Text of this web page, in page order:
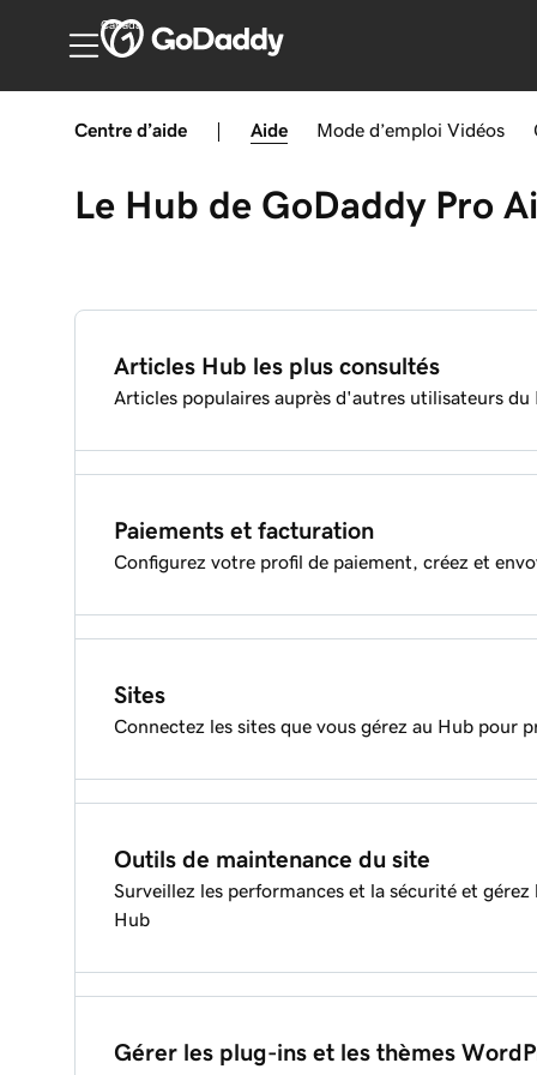
Canada
Centre d’aide Aide Mode d’emploi Vidéos
Le Hub de GoDaddy Pro
Articles Hub les plus consultés
Articles populaires auprès d'autres utilisateurs du
Ajouter un client
Paiements et facturation
Configurez votre profil de paiement, créez et
Sites
Connectez les sites que vous gérez au Hub pour
Outils de maintenance du site
Surveillez les performances et la sécurité et gérez
Hub
Gérer les plug-ins et les thèmes